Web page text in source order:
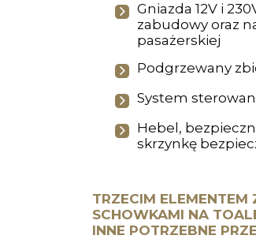
Gniazda 12V i
zabudowy oraz
pasażerskiej
Podgrzewany
System
Hebel,
skrzynkę
TRZECIM
SCHOWKAMI NA
INNE POTRZEBNE